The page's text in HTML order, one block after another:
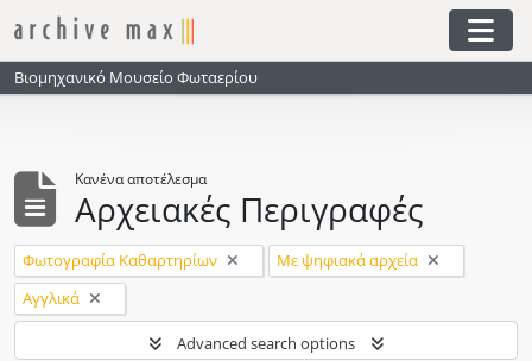
Skip to main content
Βιομηχανικό Μουσείο Φωταερίου
Κανένα αποτέλεσμα
Αρχειακές Περιγραφές
Αφαίρεση φίλτρου:
Φωτογραφία Καθαρτηρίων Αφαίρεση φίλτρου:
Με ψηφιακά αρχεία
Αφαίρεση φίλτρου:
Αγγλικά
Advanced search options